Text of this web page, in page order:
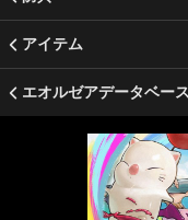
アイテム
エオルゼアデータベース